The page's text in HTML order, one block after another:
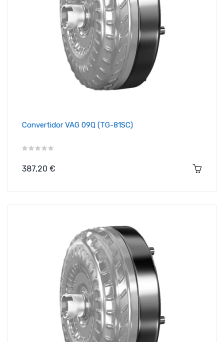
Convertidor VAG 09Q (TG-81SC)
Precio
387,20 €